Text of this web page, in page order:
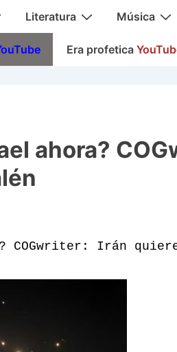
Literatura Música
Era profetica
ahora?
COGwriter: Irán